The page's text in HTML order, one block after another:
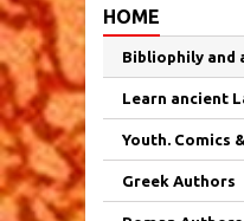
HOME
Bibliophily and
Learn ancient
Youth. Comics
Greek Authors